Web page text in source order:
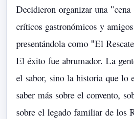
Decidieron organizar una "cena
críticos gastronómicos y amigos
presentándola como "El Rescate
El éxito fue abrumador. La
el sabor, sino la historia que lo
saber más sobre el convento,
sobre el legado familiar de los